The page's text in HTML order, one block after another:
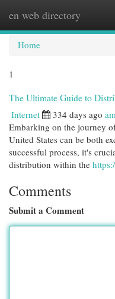
en web directory
Home
1
The Ultimate Guide to
Internet 334 days ago
Embarking on the journey
United States can be both
successful process, it's
distribution within the
Comments
Submit a Comment